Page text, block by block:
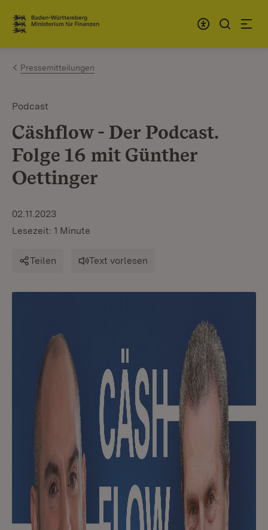
Zum Inhalt springen
Link zur Startseite
Pressemitteilungen
Podcast
Cäshflow - Der Podcast.
Folge 16 mit Günther
Oettinger
02.11.2023
Lesezeit: 1 Minute
Teilen Text vorlesen